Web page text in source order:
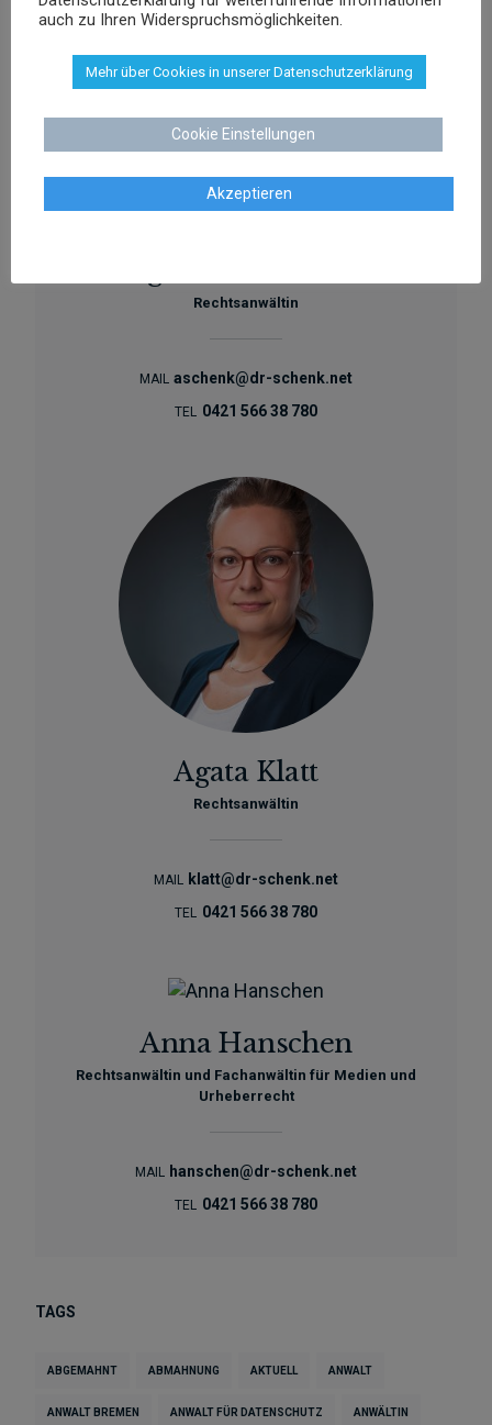
Rechtsanwältin
MAIL aschenk@dr-schenk.net
TEL 0421 566 38 780
Agata Klatt
Rechtsanwältin
MAIL klatt@dr-schenk.net
TEL 0421 566 38 780
Anna Hanschen
Rechtsanwältin und Fachanwältin für Medien und
Urheberrecht
MAIL hanschen@dr-schenk.net
TEL 0421 566 38 780
TAGS
ABGEMAHNT ABMAHNUNG AKTUELL ANWALT
ANWALT BREMEN ANWALT FÜR DATENSCHUTZ ANWÄLTIN
auch zu Ihren Widerspruchsmöglichkeiten.
Mehr über Cookies in unserer Datenschutzerklärung
Cookie Einstellungen
Akzeptieren